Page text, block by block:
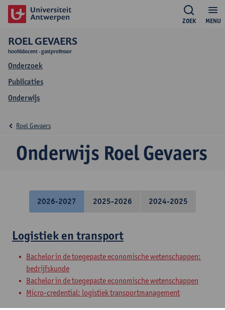
MENU
ZOEK
ROEL GEVAERS
hoofddocent - gastprofessor
Onderzoek
Publicaties
Onderwijs
Onderwijs Roel Gevaers
Roel Gevaers
2026-2027 2025-2026 2024-2025
Logistiek en transport
Bachelor in de toegepaste economische wetenschappen:
bedrijfskunde
Bachelor in de toegepaste economische wetenschappen
Micro-credential: logistiek transportmanagement